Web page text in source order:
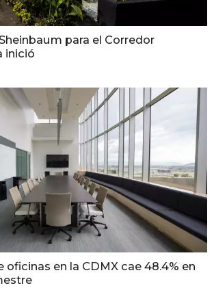
para el Corredor
inició
oficinas en la CDMX cae 48.4% en